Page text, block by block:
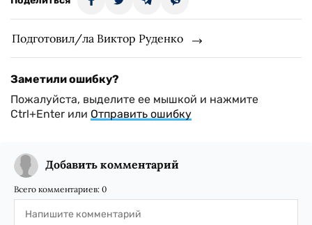
Подготовил/ла Виктор Руденко
Заметили ошибку?
Пожалуйста, выделите ее мышкой и нажмите
Ctrl+Enter или Отправить ошибку
Добавить комментарий
Всего комментариев: 0